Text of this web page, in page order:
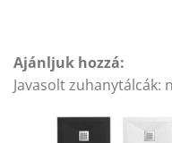
Ajánljuk hozzá:
Javasolt zuhanytálcák: